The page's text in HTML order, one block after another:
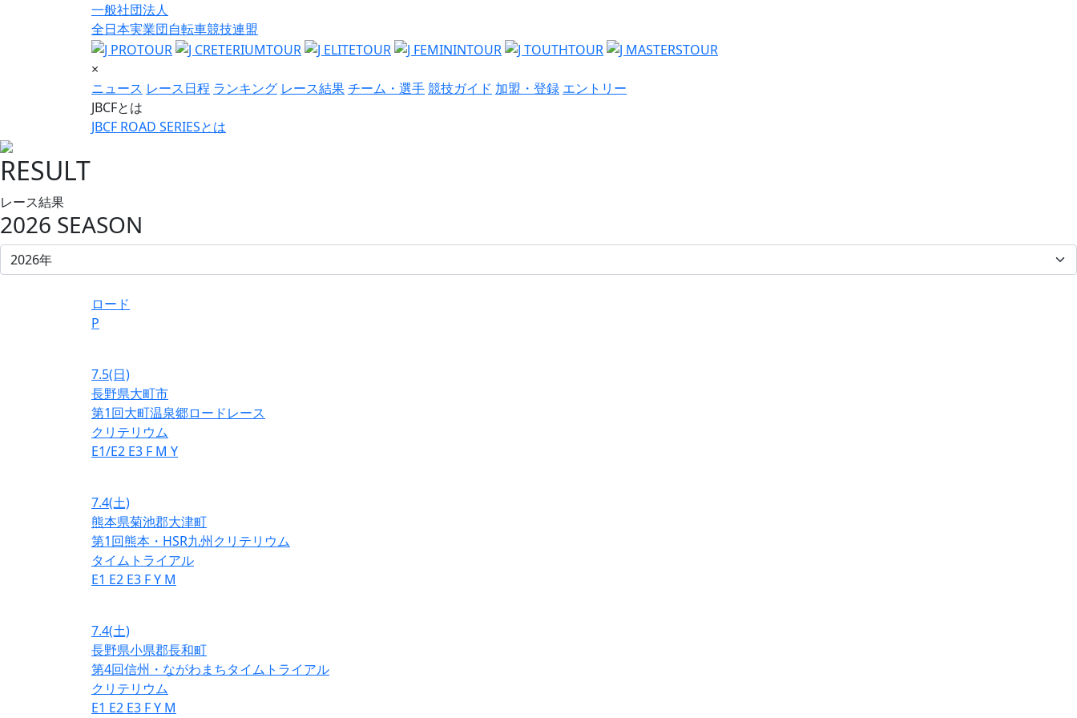
一般社団法人
全日本実業団自転車競技連盟
×
ニュース レース日程 ランキング レース結果チーム・選手競技ガイド 加盟・登録 エントリー
JBCFとは
JBCF ROAD SERIESとは
RESULT
レース結果
2026 SEASON
ロード
P
7.5(日)
長野県大町市
第1回大町温泉郷ロードレース
クリテリウム
E1/E2 E3 F M Y
7.4(土)
熊本県菊池郡大津町
第1回熊本・HSR九州クリテリウム
タイムトライアル
E1 E2 E3 FY M
7.4(土)
長野県小県郡長和町
第4回信州・ながわまちタイムトライアル
クリテリウム
E1 E2 E3 FY M